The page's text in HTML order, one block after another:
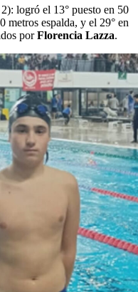
logró el 13° puesto en 50
metros espalda, y el 29° en
porFlorencia Lazza.